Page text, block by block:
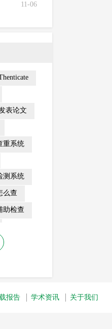
11-06
表论文
重系统
测系统
么查
助检查
文剽窃
定标准
报告 学术资讯 关于我们